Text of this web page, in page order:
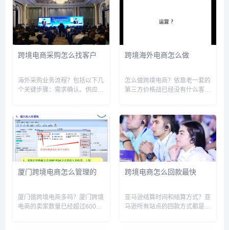
跨境电商采购怎么找客户
海外采购业务流程？包括以下几
个关键步骤：需求确认、供应商
量控制、售后服务等。在需求确
认阶段，确定采购物品的规格和
数量。筛选供应商时需考虑信
誉、质...
跨境海外电商怎么做
怎么做跨境电商？依靠老一套的
第三方价格战已经没有什么客观
的。独立站，简单的说，就是品
牌商建设的具有销售功能的官方
网站。相对于第三方平台，独立
站的优...
厦门跨境电商怎么管理的
厦门做跨境电商多吗？厦门跨境
电商的卖家数量已经超过6000
跨境电商怎么回款最快
亚马逊结算时间和结算方式？亚
马逊所有站点的回款方式都是一